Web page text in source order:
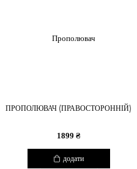
ПРОПОЛЮВАЧ (ПРАВОСТОРОННІЙ)
1899 ₴
додати